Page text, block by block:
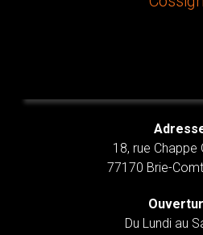
18, rue Chappe
77170 Brie-
Du Lundi au